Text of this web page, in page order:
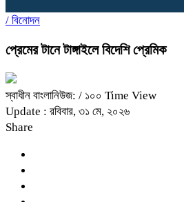
/ বিনোদন
প্রেমের টানে টাঙ্গাইলে বিদেশি প্রেমিক
স্বাধীন বাংলানিউজ: / ১০০ Time View
Update : রবিবার, ৩১ মে, ২০২৬
Share